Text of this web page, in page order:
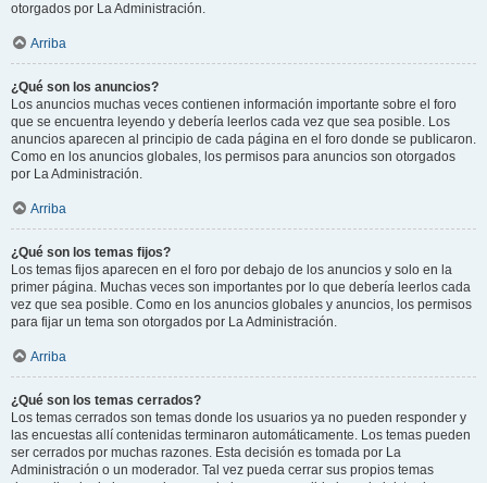
otorgados por La Administración.
Arriba
¿Qué son los anuncios?
Los anuncios muchas veces contienen información importante sobre el foro
que se encuentra leyendo y debería leerlos cada vez que sea posible. Los
anuncios aparecen al principio de cada página en el foro donde se publicaron.
Como en los anuncios globales, los permisos para anuncios son otorgados
por La Administración.
Arriba
¿Qué son los temas fijos?
Los temas fijos aparecen en el foro por debajo de los anuncios y solo en la
primer página. Muchas veces son importantes por lo que debería leerlos cada
vez que sea posible. Como en los anuncios globales y anuncios, los permisos
para fijar un tema son otorgados por La Administración.
Arriba
¿Qué son los temas cerrados?
Los temas cerrados son temas donde los usuarios ya no pueden responder y
las encuestas allí contenidas terminaron automáticamente. Los temas pueden
ser cerrados por muchas razones. Esta decisión es tomada por La
Administración o un moderador. Tal vez pueda cerrar sus propios temas